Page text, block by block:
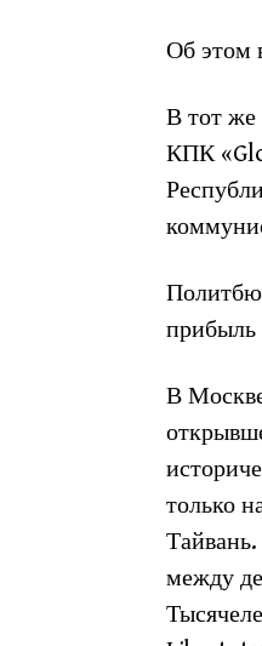
Об этом
В тот же
КПК
прибыль
В
только
между